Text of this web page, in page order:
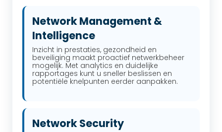
Network Management &
Intelligence
Inzicht in prestaties, gezondheid en
beveiliging maakt proactief netwerkbeheer
mogelijk. Met analytics en duidelijke
rapportages kunt u sneller beslissen en
potentiële knelpunten eerder aanpakken.
Network Security